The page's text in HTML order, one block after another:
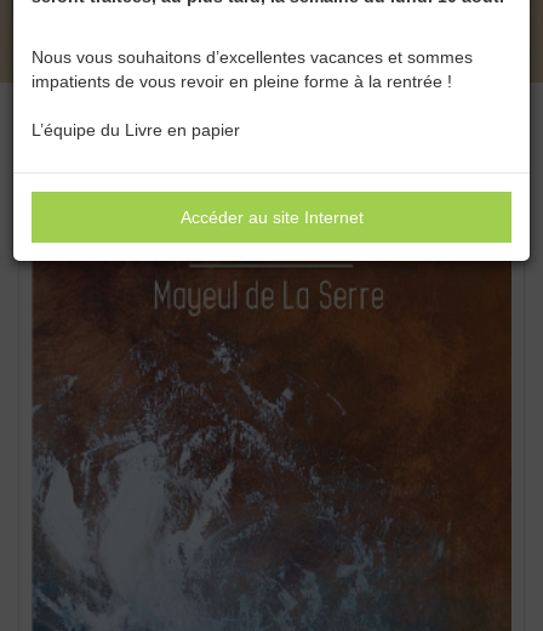
Nous vous souhaitons d’excellentes vacances et sommes
impatients de vous revoir en pleine forme à la rentrée !
L’équipe du Livre en papier
Accéder au site Internet
LE LIVRE EN PAPIER • QUALIA DE MAYEUL DE
LA SERRE